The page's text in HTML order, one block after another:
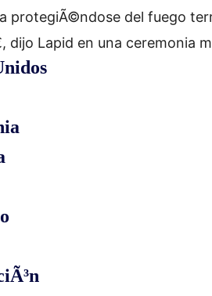
protegiÃ©ndose del fuego
dijo Lapid en una ceremonia